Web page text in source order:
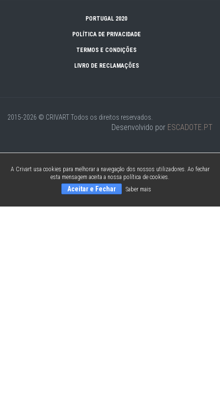
PORTUGAL 2020
POLÍTICA DE PRIVACIDADE
TERMOS E CONDIÇÕES
LIVRO DE RECLAMAÇÕES
2015-2026 © CRIVARTTodos os direitos reservados.
Desenvolvido por ESCADOTE.PT
A Crivart usa cookies para melhorar a navegação dos nossos utilizadores. Ao fechar
esta mensagem aceita a nossa política de cookies.
Aceitar e Fechar Saber mais